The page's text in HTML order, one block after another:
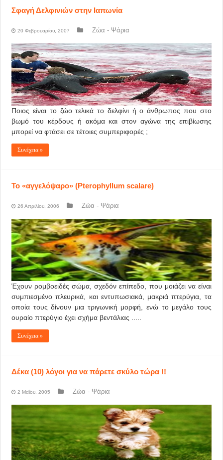
Σφαγή Δελφινιών στην Ιαπωνία
20 Φεβρουαρίου, 2007 Ζώα - Ψάρια
Ποιος είναι το ζώο τελικά το δελφίνι ή ο άνθρωπος που στο
βωμό του κέρδους ή ακόμα και στον αγώνα της επιβίωσης
μπορεί να φτάσει σε τέτοιες συμπεριφορές ;
Συνέχεια »
Το «αγγελόψαρο» (Pterophyllum scalare)
26 Απριλίου, 2006 Ζώα - Ψάρια
Έχουν ρομβοειδές σώμα, σχεδόν επίπεδο, που μοιάζει να είναι
συμπιεσμένο πλευρικά, και εντυπωσιακά, μακριά πτερύγια, τα
οποία τους δίνουν μια τριγωνική μορφή, ενώ το μεγάλο τους
ουραίο πτερύγιο έχει σχήμα βεντάλιας .....
Συνέχεια »
Δέκα (10) λόγοι για να πάρετε σκύλο τώρα !!
2 Μαΐου, 2005 Ζώα - Ψάρια